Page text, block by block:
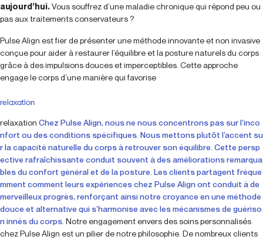
aujourd’hui.Vous souffrez d’une maladie chronique qui répond peu ou
pas aux traitements conservateurs ?
Pulse Align est fier de présenter une méthode innovante et non invasive
conçue pour aider à restaurer l’équilibre et la posture naturels du corps
grâce à des impulsions douces et imperceptibles. Cette approche
engage le corps d’une manière qui favorise
relaxation
relaxation Chez Pulse Align, nous ne nous concentrons pas sur l’inco
nfort ou des conditions spécifiques. Nous mettons plutôt l’accent su
r la capacité naturelle du corps à retrouver son équilibre. Cette persp
ective rafraîchissante conduit souvent à des améliorations remarqua
bles du confort général et de la posture. Les clients partagent fréque
mment comment leurs expériences chez Pulse Align ont conduit à de
merveilleux progrès, renforçant ainsi notre croyance en une méthode
douce et alternative qui s’harmonise avec les mécanismes de guériso
n innés du corps. Notre engagement envers des soins personnalisés
chez Pulse Align est un pilier de notre philosophie. De nombreux clients